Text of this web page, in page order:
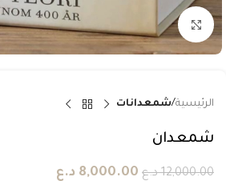
انقر للتكبير
الرئيسية شمعدانات
شمعدان
12,000.00 د.ع 8,000.00 د.ع